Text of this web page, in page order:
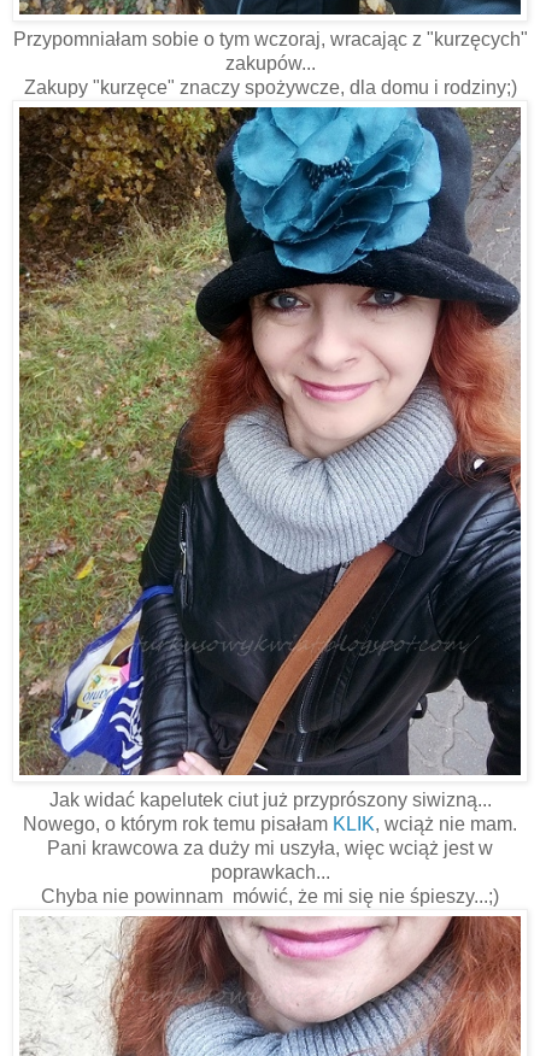
Przypomniałam sobie o tym wczoraj, wracając z "kurzęcych"
zakupów...
Zakupy "kurzęce" znaczy spożywcze, dla domu i rodziny;)
Jak widać kapelutek ciut już przyprószony siwizną...
Nowego, o którym rok temu pisałam KLIK, wciąż nie mam.
Pani krawcowa za duży mi uszyła, więc wciąż jest w
poprawkach...
Chyba nie powinnam mówić, że mi się nie śpieszy...;)